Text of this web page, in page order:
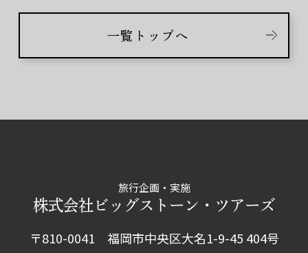
一覧トップへ
旅行企画・実施
株式会社ビッグストーン・ツアーズ
〒810-0041 福岡市中央区大名1-9-45 404号